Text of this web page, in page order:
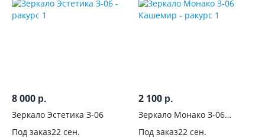
8 000 р.
Зеркало Эстетика З-06
Под заказ22 сен.
2 100 р.
Зеркало Монако З-06
Под заказ22 сен.